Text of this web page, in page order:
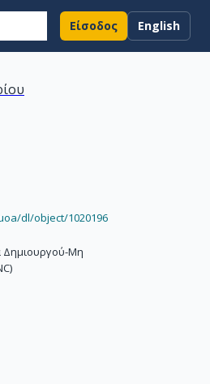
Είσοδος English
dl/object/1020196
Δημιουργού-Μη